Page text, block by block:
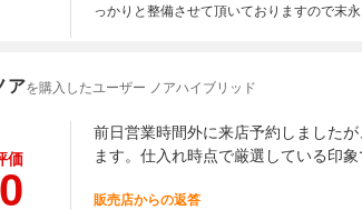
っかりと整備させて頂いておりますので末
アを購入したユーザー ノアハイブリッド
価
前日営業時間外に来店予約しました
ます。仕入れ時点で厳選している印
販売店からの返答